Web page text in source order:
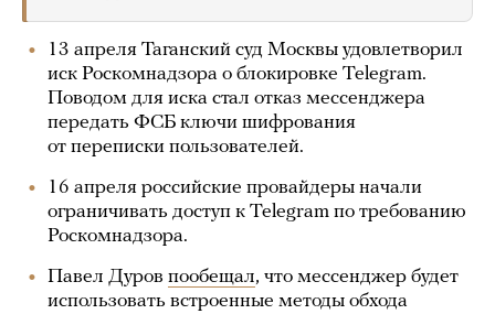
13 апреля Таганский суд Москвы удовлетворил
иск Роскомнадзора о блокировке Telegram.
Поводом для иска стал отказ мессенджера
передать ФСБ ключи шифрования
от переписки пользователей.
16 апреля российские провайдеры начали
ограничивать доступ к Telegram по требованию
Роскомнадзора.
Павел Дуров пообещал, что мессенджер будет
использовать встроенные методы обхода